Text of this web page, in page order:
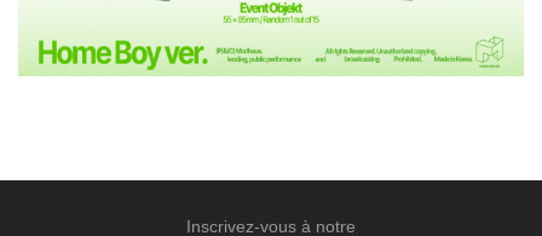
Inscrivez-vous à notre